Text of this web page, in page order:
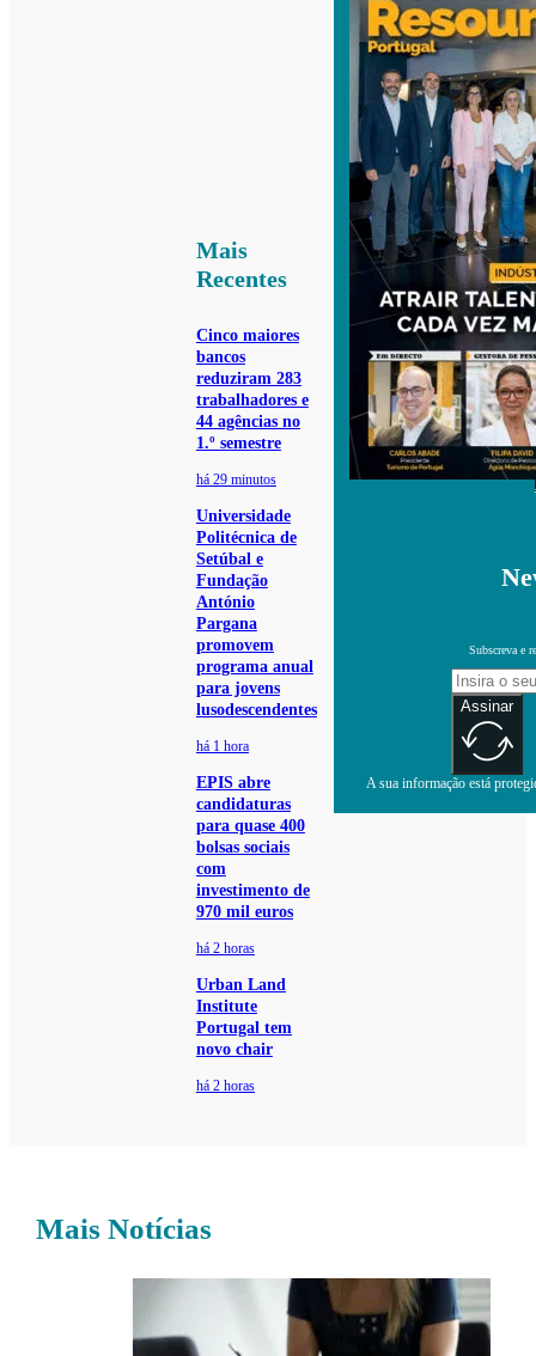
Mais
Recentes
Cinco maiores
bancos
reduziram 283
trabalhadores e
44 agências no
1.º semestre
há 29 minutos
Universidade
Politécnica de
Setúbal e
Fundação
António
Pargana
promovem
programa anual
para jovens
lusodescendentes
há 1 hora
EPIS abre
candidaturas
para quase 400
bolsas sociais
com
investimento de
970 mil euros
há 2 horas
Urban Land
Institute
Portugal tem
novo chair
há 2 horas
Subscreva e
Assinar
A sua informação está
Mais Notícias